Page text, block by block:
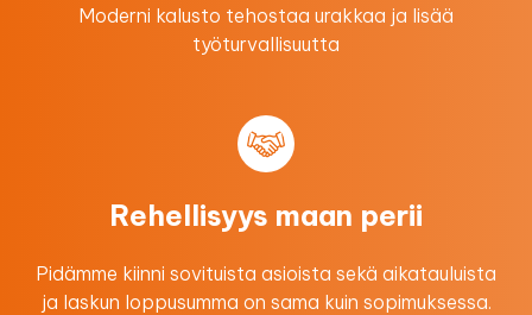
Moderni kalusto tehostaa urakkaa ​ja lisää
työturvallisuutta
Rehellisyys maan perii
Pidämme kiinni sovituista asioista sekä aikatauluista
ja laskun loppusumma on sama kuin sopimuksessa.